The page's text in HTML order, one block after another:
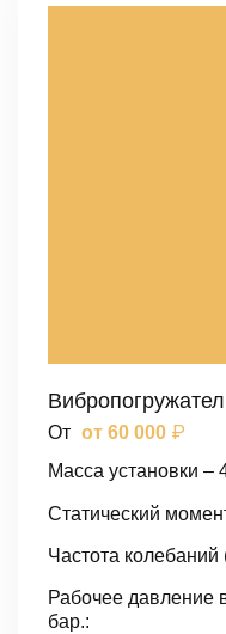
От от 60 000 ₽
Масса установки –
Статический
Частота колебаний
Рабочее давление
бар.: